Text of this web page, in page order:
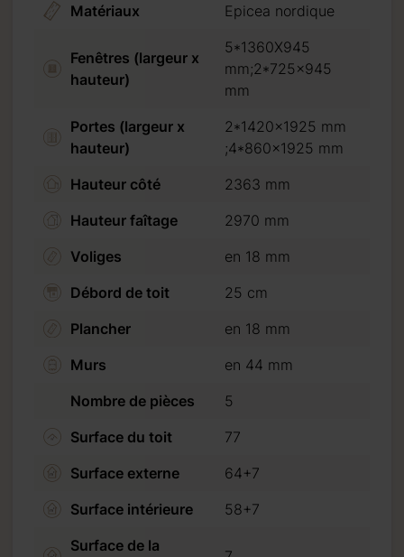
Matériaux Epicea nordique
Fenêtres (largeur x
hauteur)
5*1360X945
mm;2*725x945
mm
Portes (largeur x
hauteur)
2*1420x1925 mm
;4*860x1925 mm
Hauteur côté
2363 mm
Hauteur faîtage
2970 mm
Voliges
en 18 mm
Débord de toit
25 cm
Plancher
en 18 mm
Murs
en 44 mm
Nombre de pièces
5
Surface du toit
77
Surface externe
64+7
Surface intérieure
58+7
Surface de la